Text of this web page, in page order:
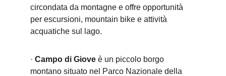
circondata da montagne e offre opportunità
per escursioni, mountain bike e attività
acquatiche sul lago.
· Campo di Giove è un piccolo borgo
montano situato nel Parco Nazionale della